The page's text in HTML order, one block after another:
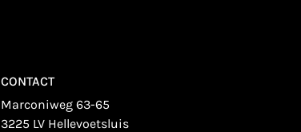
CONTACT
Marconiweg 63-65
3225 LV Hellevoetsluis